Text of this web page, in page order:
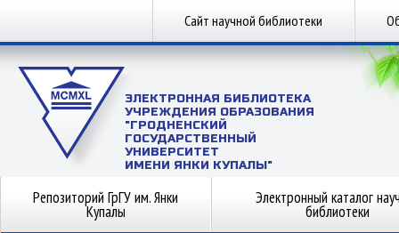
Сайт научной библиотеки
ЭЛЕКТРОННАЯ БИБЛИОТЕКА
УЧРЕЖДЕНИЯ ОБРАЗОВАНИЯ
"ГРОДНЕНСКИЙ
ГОСУДАРСТВЕННЫЙ
УНИВЕРСИТЕТ
ИМЕНИ ЯНКИ КУПАЛЫ"
Репозиторий ГрГУ им. Янки
Купалы
Электронный каталог
библиотеки